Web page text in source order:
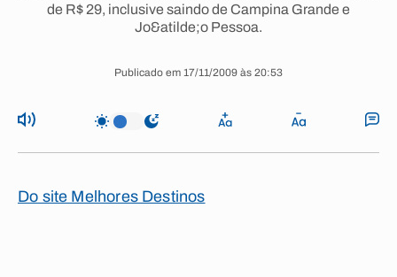
de R$ 29, inclusive saindo de Campina Grande e
Jo&atilde;o Pessoa.
Publicado em 17/11/2009 às 20:53
Do site Melhores Destinos